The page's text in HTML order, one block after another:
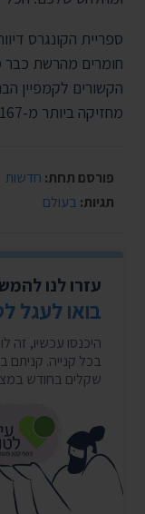
ספריית הקונגרס
הקשורים לקמפיין
מחזיקה ביותר מ-167 טרה בייט של מידע שמקורו מהרשת.
פורסם תחת: חדשות
תגיות: בעולם
עזרו לנו
בואו לעגל
היכנסו עכשיו, זה
שקלים בחודש